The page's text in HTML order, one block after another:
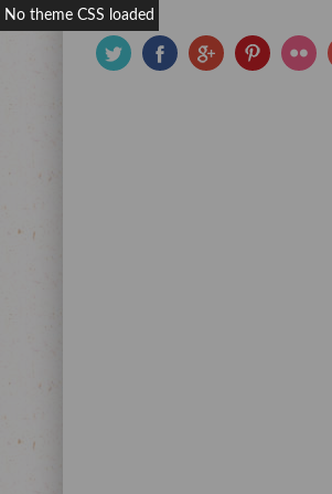
No theme CSS loaded